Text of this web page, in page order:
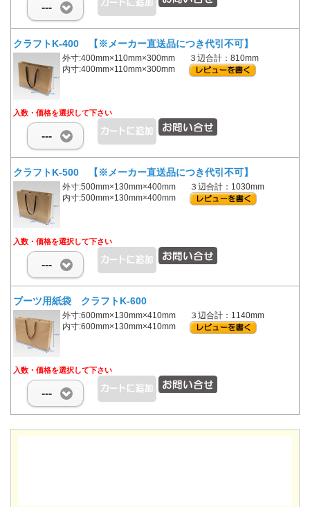
---
クラフトK-400 【※メーカー直送品につき代引不可】
外寸:400mm×110mm×300mm
内寸:400mm×110mm×300mm
３辺合計：810mm
入数・価格を選択して下さい
---
クラフトK-500 【※メーカー直送品につき代引不可】
外寸:500mm×130mm×400mm
内寸:500mm×130mm×400mm
３辺合計：1030mm
入数・価格を選択して下さい
---
ブーツ用紙袋 クラフトK-600
外寸:600mm×130mm×410mm
内寸:600mm×130mm×410mm
３辺合計：1140mm
入数・価格を選択して下さい
---